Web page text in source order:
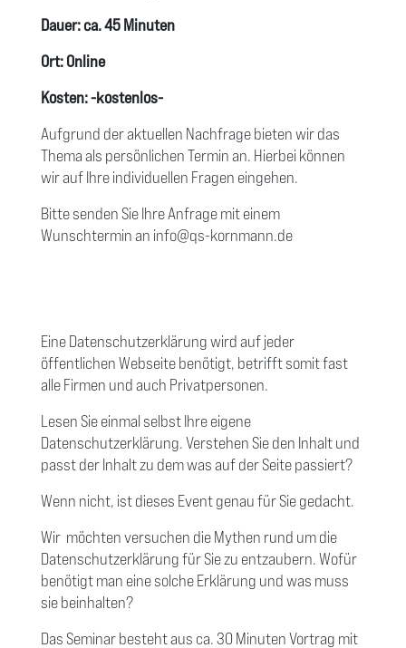
Dauer: ca. 45 Minuten
Ort: Online
Kosten: -kostenlos-
Aufgrund der aktuellen Nachfrage bieten wir das
Thema als persönlichen Termin an. Hierbei können
wir auf Ihre individuellen Fragen eingehen.
Bitte senden Sie Ihre Anfrage mit einem
Wunschtermin an info@qs-kornmann.de
Eine Datenschutzerklärung wird auf jeder
öffentlichen Webseite benötigt, betrifft somit fast
alle Firmen und auch Privatpersonen.
Lesen Sie einmal selbst Ihre eigene
Datenschutzerklärung. Verstehen Sie den Inhalt und
passt der Inhalt zu dem was auf der Seite passiert?
Wenn nicht, ist dieses Event genau für Sie gedacht.
Wir möchten versuchen die Mythen rund um die
Datenschutzerklärung für Sie zu entzaubern. Wofür
benötigt man eine solche Erklärung und was muss
sie beinhalten?
Das Seminar besteht aus ca. 30 Minuten Vortrag mit